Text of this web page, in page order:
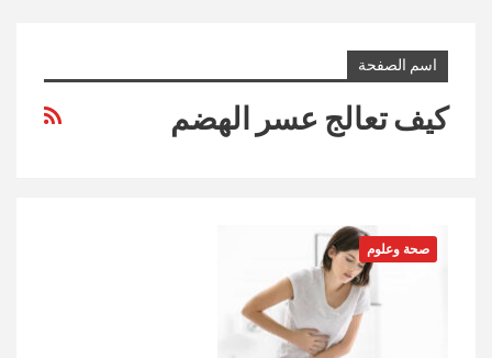
اسم الصفحة
كيف تعالج عسر الهضم
صحة وعلوم